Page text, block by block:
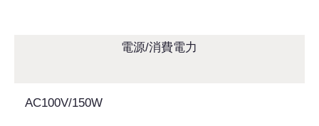
電源/消費電力
AC100V/150W